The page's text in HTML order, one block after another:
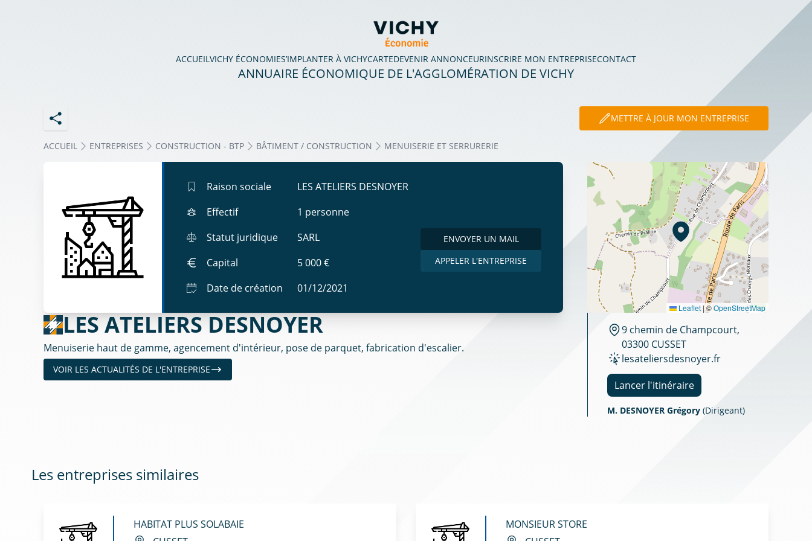
ACCUEILVICHY ÉCONOMIES’IMPLANTER À VICHYCARTEDEVENIR ANNONCEURINSCRIRE MON ENTREPRISECONTACT
ANNUAIRE ÉCONOMIQUE DE L'AGGLOMÉRATION DE VICHY
METTRE À JOUR MON ENTREPRISE
ACCUEIL ENTREPRISES CONSTRUCTION - BTP BÂTIMENT / CONSTRUCTION MENUISERIE ET SERRURERIE
Raison sociale
LES ATELIERS DESNOYER
Effectif
1 personne
Statut juridique
SARL
Capital
5 000 €
Date de création
01/12/2021
ENVOYER UN MAIL
APPELER L'ENTREPRISE
LES ATELIERS DESNOYER
Menuiserie haut de gamme, agencement d'intérieur, pose de parquet, fabrication d'escalier.
VOIR LES ACTUALITÉS DE L'ENTREPRISE
Leaflet |©OpenStreetMap
9 chemin de Champcourt,
03300 CUSSET
lesateliersdesnoyer.fr
Lancer l'itinéraire
M. DESNOYER Grégory (Dirigeant)
Les entreprises similaires
HABITAT PLUS SOLABAIE
MONSIEUR STORE